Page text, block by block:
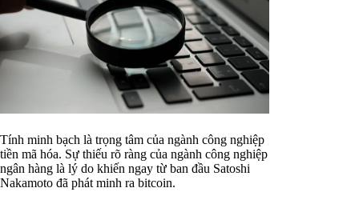
Tính minh bạch là trọng tâm của ngành công nghiệp
tiền mã hóa. Sự thiếu rõ ràng của ngành công nghiệp
ngân hàng là lý do khiến ngay từ ban đầu Satoshi
Nakamoto đã phát minh ra bitcoin.